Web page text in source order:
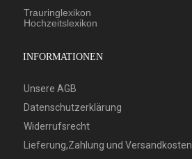
Trauringlexikon
Hochzeitslexikon
INFORMATIONEN
Unsere AGB
Datenschutzerklärung
Widerrufsrecht
Lieferung,Zahlung und Versandkosten